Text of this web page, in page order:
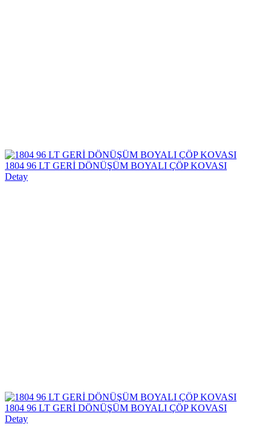
1804 96 LT GERİ DÖNÜŞÜM BOYALI ÇÖP KOVASI
Detay
1804 96 LT GERİ DÖNÜŞÜM BOYALI ÇÖP KOVASI
Detay